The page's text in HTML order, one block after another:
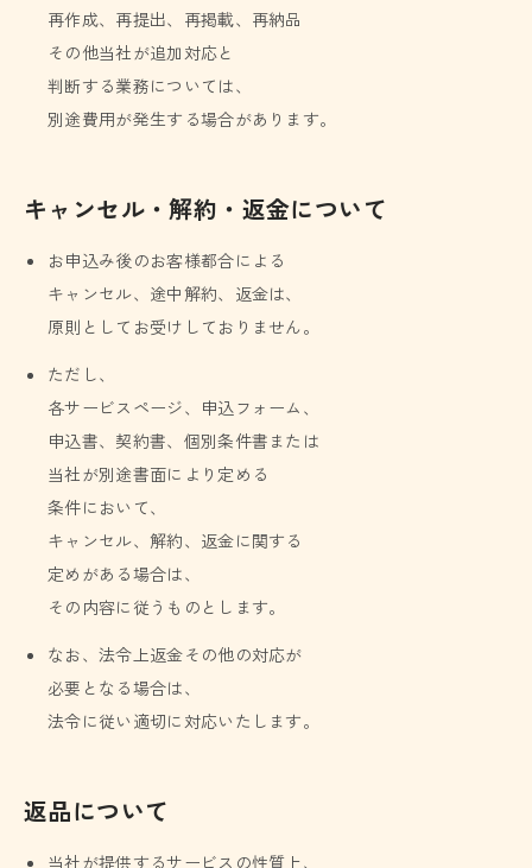
再作成、再提出、再掲載、再納品
その他当社が追加対応と
判断する業務については、
別途費用が発生する場合があります。
キャンセル・解約・返金について
お申込み後のお客様都合による
キャンセル、途中解約、返金は、
原則としてお受けしておりません。
ただし、
各サービスページ、申込フォーム、
申込書、契約書、個別条件書または
当社が別途書面により定める
条件において、
キャンセル、解約、返金に関する
定めがある場合は、
その内容に従うものとします。
なお、法令上返金その他の対応が
必要となる場合は、
法令に従い適切に対応いたします。
返品について
当社が提供するサービスの性質上、